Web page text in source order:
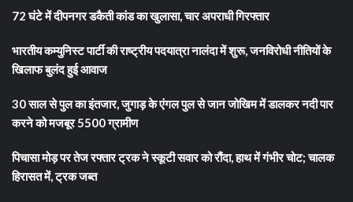
72 घंटे में दीपनगर डकैती कांड का खुलासा, चार अपराधी गिरफ्तार
भारतीय कम्युनिस्ट पार्टी की राष्ट्रीय पदयात्रा नालंदा में शुरू, जनविरोधी नीतियों के
खिलाफ बुलंद हुई आवाज
30 साल से पुल का इंतजार, जुगाड़ के एंगल पुल से जान जोखिम में डालकर नदी पार
करने को मजबूर 5500 ग्रामीण
पिचासा मोड़ पर तेज रफ्तार ट्रक ने स्कूटी सवार को रौंदा, हाथ में गंभीर चोट; चालक
हिरासत में, ट्रक जब्त